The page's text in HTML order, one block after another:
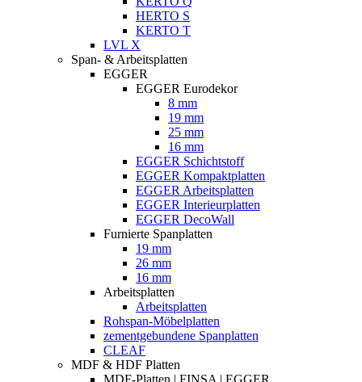
HERTO S
KERTO T
LVL X
Span- & Arbeitsplatten
EGGER
EGGER Eurodekor
8 mm
19 mm
25 mm
16 mm
EGGER Schichtstoff
EGGER Kompaktplatten
EGGER Arbeitsplatten
EGGER Interieurplatten
EGGER DecoWall
Furnierte Spanplatten
19 mm
26 mm
16 mm
Arbeitsplatten
Arbeitsplatten
Rohspan-Möbelplatten
zementgebundene Spanplatten
CLEAF
MDF & HDF Platten
MDF-Platten | FINSA | EGGER